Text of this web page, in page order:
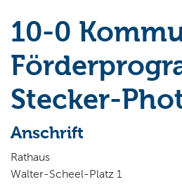
Was suchen Sie?
10-0
Stecker-
Anschrift
Rathaus
Walter-Scheel-Platz 1